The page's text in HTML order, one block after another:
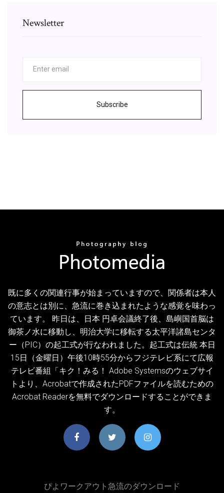
Newsletter
Subscribe
既に多くの関連行事が始まっていますので、関係者は本人
の意志とは別に、急流に巻き込まれたような感覚を味わっ
ています。 昨日は、日本 円卓会議終了後、島嶼国首脳は
御茶ノ水に移動し、明治大学に移転する太平洋諸島センタ
ー（PIC）の起工式が行なわれました。起工式は伝統 本日
15日（金曜日）午後10時55分からフジテレビ系にて広報
テレビ番組「キク！みる！ Adobe Systemsのウェブサイ
トより、Acrobatで作成されたPDFファイルを読むための
Acrobat Readerを無料でダウンロードすることができま
す。
ぴよワークアウト急流のダウンロード